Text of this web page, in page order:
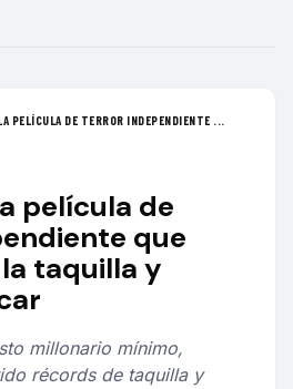
PELÍCULA DE TERROR INDEPENDIENTE ...
película de
que
taquilla y
millonario mínimo,
récords de taquilla y